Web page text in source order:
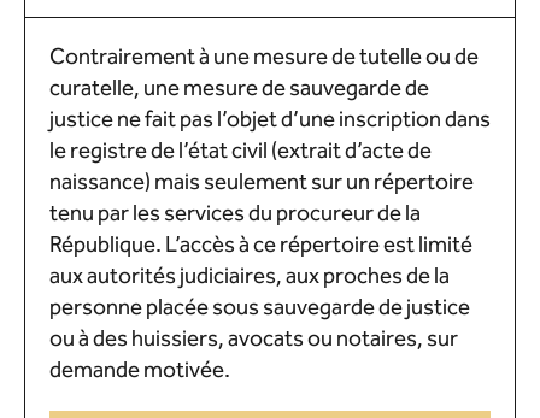
Contrairement à une mesure de tutelle ou de
curatelle, une mesure de sauvegarde de
justice ne fait pas l’objet d’une inscription dans
le registre de l’état civil (extrait d’acte de
naissance) mais seulement sur un répertoire
tenu par les services du procureur de la
République. L’accès à ce répertoire est limité
aux autorités judiciaires, aux proches de la
personne placée sous sauvegarde de justice
ou à des huissiers, avocats ou notaires, sur
demande motivée.